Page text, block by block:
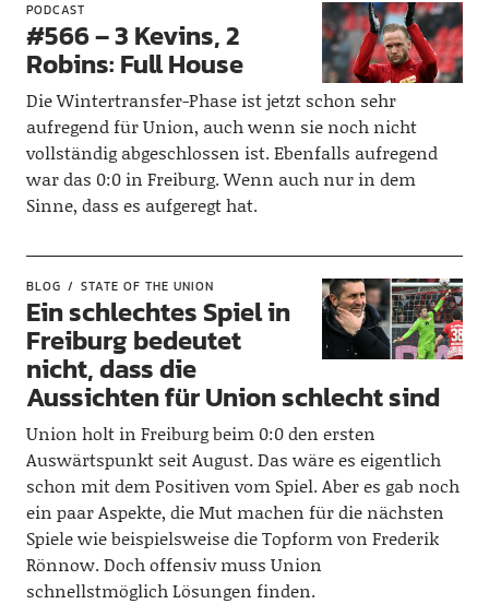
PODCAST
#566 – 3 Kevins, 2
Robins: Full House
Die Wintertransfer-Phase ist jetzt schon sehr
aufregend für Union, auch wenn sie noch nicht
vollständig abgeschlossen ist. Ebenfalls aufregend
war das 0:0 in Freiburg. Wenn auch nur in dem
Sinne, dass es aufgeregt hat.
BLOG STATE OF THE UNION
Ein schlechtes Spiel in
Freiburg bedeutet
nicht, dass die
Aussichten für Union schlecht sind
Union holt in Freiburg beim 0:0 den ersten
Auswärtspunkt seit August. Das wäre es eigentlich
schon mit dem Positiven vom Spiel. Aber es gab noch
ein paar Aspekte, die Mut machen für die nächsten
Spiele wie beispielsweise die Topform von Frederik
Rönnow. Doch offensiv muss Union
schnellstmöglich Lösungen finden.